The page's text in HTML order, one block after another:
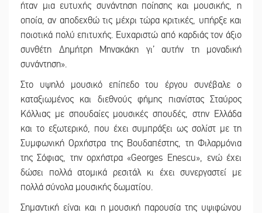
ήταν μια ευτυχής συνάντηση ποίησης και μουσικής, η
οποία, αν αποδεχθώ τις μέχρι τώρα κριτικές, υπήρξε και
ποιοτικά πολύ επιτυχής. Ευχαριστώ από καρδιάς τον άξιο
συνθέτη Δημήτρη Μηνακάκη γι’ αυτήν τη μοναδική
συνάντηση».
Στο υψηλό μουσικό επίπεδο του έργου συνέβαλε ο
καταξιωμένος και διεθνούς φήμης πιανίστας Σταύρος
Κόλλιας με σπουδαίες μουσικές σπουδές, στην Ελλάδα
και το εξωτερικό, που έχει συμπράξει ως σολίστ με τη
Συμφωνική Ορχήστρα της Βουδαπέστης, τη Φιλαρμόνια
της Σόφιας, την ορχήστρα «Georges Enescu», ενώ έχει
δώσει πολλά ατομικά ρεσιτάλ κι έχει συνεργαστεί με
πολλά σύνολα μουσικής δωματίου.
Σημαντική είναι και η μουσική παρουσία της υψιφώνου